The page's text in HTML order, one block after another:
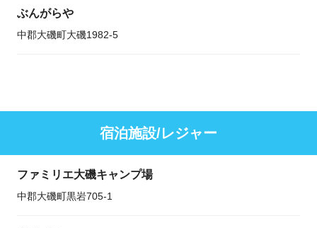
ぶんがらや
中郡大磯町大磯1982-5
宿泊施設/レジャー
ファミリエ大磯キャンプ場
中郡大磯町黒岩705-1